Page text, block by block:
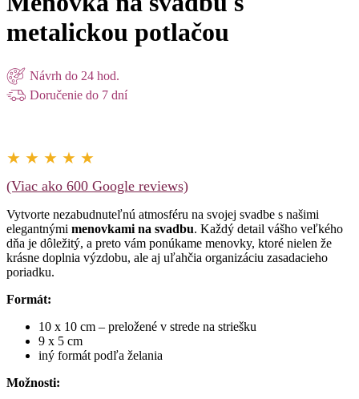
metalickou potlačou
Návrh do 24 hod.
Doručenie do 7 dní
★ ★ ★ ★ ★
(Viac ako 600 Google reviews)
Vytvorte nezabudnuteľnú atmosféru na svojej svadbe s našimi
elegantnými menovkami na svadbu. Každý detail vášho veľkého
dňa je dôležitý, a preto vám ponúkame menovky, ktoré nielen že
krásne doplnia výzdobu, ale aj uľahčia organizáciu zasadacieho
poriadku.
Formát:
10 x 10 cm – preložené v strede na striešku
9 x 5 cm
iný formát podľa želania
Možnosti: